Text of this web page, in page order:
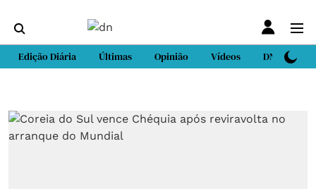
Edição Diária Últimas Opinião Vídeos DN Sport